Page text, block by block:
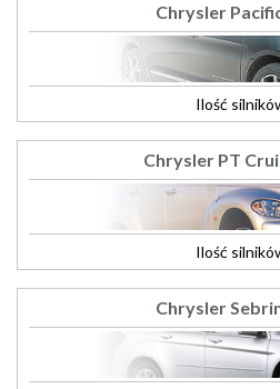
Chrysler
Ilość
Chrysler PT
Ilość
Chrysler